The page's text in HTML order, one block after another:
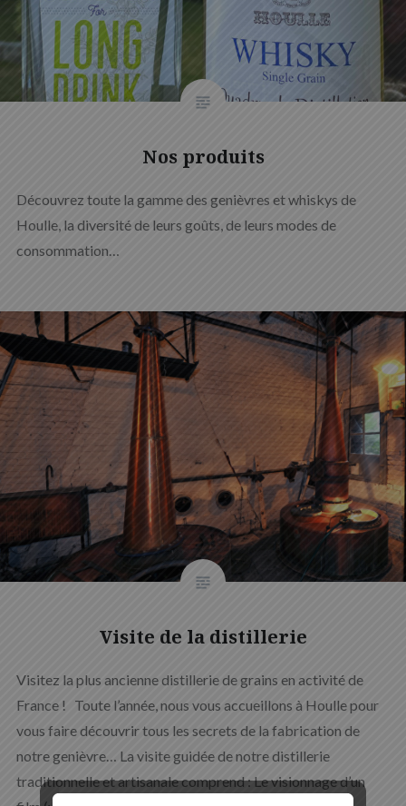
Nos produits
Découvrez toute la gamme des genièvres et whiskys de
Houlle, la diversité de leurs goûts, de leurs modes de
consommation…
Visite de la distillerie
Visitez la plus ancienne distillerie de grains en activité de
France ! Toute l’année, nous vous accueillons à Houlle pour
vous faire découvrir tous les secrets de la fabrication de
notre genièvre… La visite guidée de notre distillerie
traditionnelle et artisanale comprend : Le visionnage d’un